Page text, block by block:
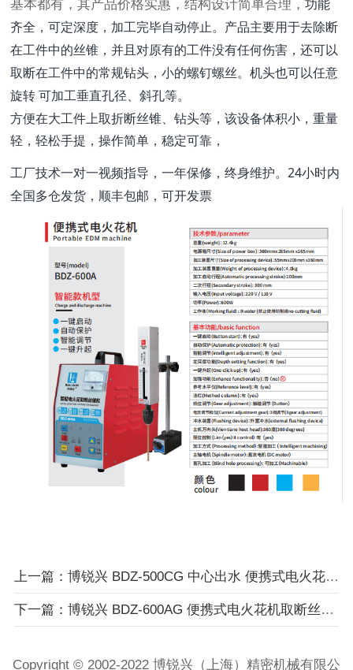
基本都有，其产品价格实惠，结构设计简单合理，功能
齐全，可定深度，加工完毕自动停止。产品主要用于去除断
在工件中的丝锥，并且对原有的工件没有任何伤害，还可以
取断在工件中的常规钻头，小的螺钉螺丝。机头也可以任意
旋转 可加工垂直孔径、斜孔等。
方便在大工件上取折断丝锥、钻头等，该设备体积小，重量
轻，轻松手提，操作简单，稳定可靠，
工厂技术一对一视频指导，一年保修，终身维护。24小时内
全国多仓发货，顺丰包邮，可开发票
上一篇：博锐兴 BDZ-500CG 中心出水 便携式电火花机取断丝锥机智能款 24小时服务热线：18018509558（小橘子）
下一篇：博锐兴 BDZ-600AG 便携式电火花机取断丝锥机智能款 24小时服务热线：18018509558（小橘子）
Copyright © 2002-2022 博锐兴（上海）精密机械有限公